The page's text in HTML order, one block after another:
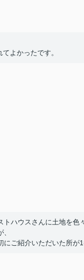
よかったです。
トハウスさんに土地を色
、
にご紹介いただいた所が1